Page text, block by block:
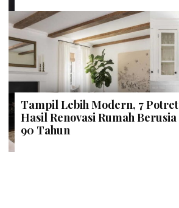
Tampil Lebih Modern, 7 Potret
Hasil Renovasi Rumah Berusia
90 Tahun